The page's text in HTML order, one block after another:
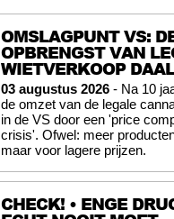
OMSLAGPUNT VS:
OPBRENGST VAN
WIETVERKOOP
03 augustus 2026 - Na 10
de omzet van de legale
in de VS door een 'price
crisis'. Ofwel: meer
maar voor lagere prijzen.
CHECK! • ENGE